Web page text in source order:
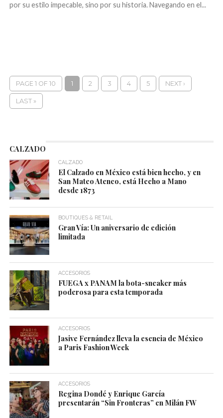
por su estilo impecable, sino por su historia. Navegando en el...
PAGE 1 OF 10 1 2 3 4 5 NEXT ›
LAST »
CALZADO
CALZADO
El Calzado en México está bien hecho, y en
San Mateo Atenco, está Hecho a Mano
desde 1873
BOUTIQUES & RETAIL
Gran Vía: Un aniversario de edición
limitada
ACCESORIOS
FUEGA x PANAM la bota-sneaker más
poderosa para esta temporada
ACCESORIOS
Jasive Fernández lleva la esencia de México
a Paris Fashion Week
ACCESORIOS
Regina Dondé y Enrique García
presentarán “Sin Fronteras” en Milán FW